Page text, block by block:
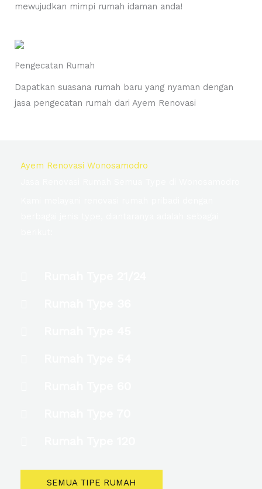
mewujudkan mimpi rumah idaman anda!
Pengecatan Rumah
Dapatkan suasana rumah baru yang nyaman dengan
jasa pengecatan rumah dari Ayem Renovasi
Ayem Renovasi Wonosamodro
SEMUA TIPE RUMAH